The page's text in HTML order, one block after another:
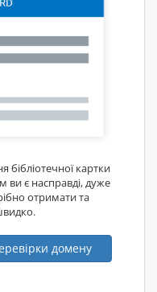
картки
ви є насправді, дуже
отримати та
домену